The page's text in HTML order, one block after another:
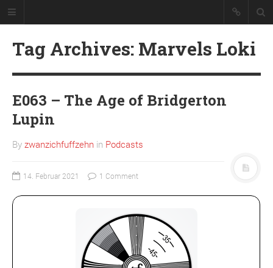
Podcast über Serien und ihre Folgen.
VON RECHTS WEGEN
Abonnieren
Tag Archives: Marvels Loki
E063 – The Age of Bridgerton
Lupin
By zwanzichfuffzehn in Podcasts
14. Februar 2021 1 Comment